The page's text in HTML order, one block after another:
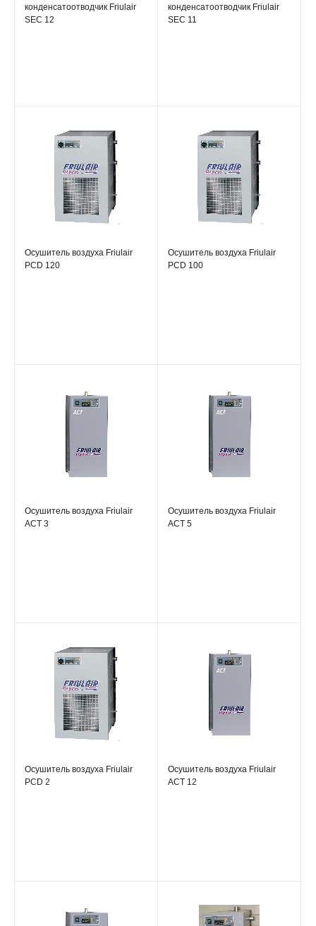
конденсатоотводчик Friulair
SEC 12
конденсатоотводчик Friulair
SEC 11
Осушитель воздуха Friulair
PCD 120
Осушитель воздуха Friulair
PCD 100
Осушитель воздуха Friulair
ACT 3
Осушитель воздуха Friulair
ACT 5
Осушитель воздуха Friulair
PCD 2
Осушитель воздуха Friulair
ACT 12